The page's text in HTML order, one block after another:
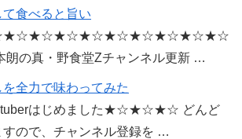
食べると旨い
真・野食堂Zチャンネル更新 …
全力で味わってみた
はじめました★☆★☆★☆ どんど
すので、チャンネル登録を …